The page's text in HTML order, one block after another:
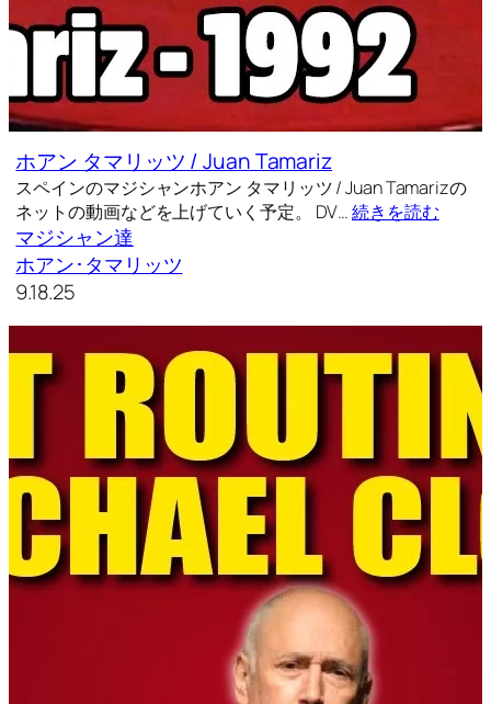
ホアン タマリッツ / Juan Tamariz
スペインのマジシャンホアン タマリッツ / Juan Tamarizの
ネットの動画などを上げていく予定。 DV…続きを読む
マジシャン達
ホアン･タマリッツ
9.18.25